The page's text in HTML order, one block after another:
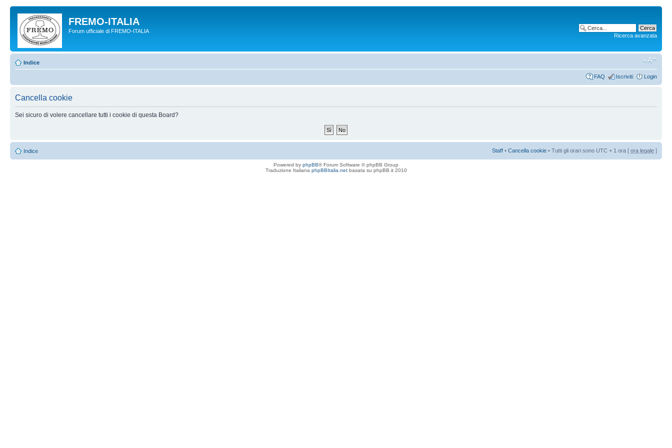
FREMO-ITALIA
Forum ufficiale di FREMO-ITALIA
Ricerca avanzata
Indice
FAQ Iscriviti Login
Cancella cookie
Sei sicuro di volere cancellare tutti i cookie di questa Board?
Indice Staff • Cancella cookie • Tutti gli orari sono UTC + 1 ora [ ora legale ]
Powered by phpBB® Forum Software © phpBB Group
Traduzione Italiana phpBBItalia.netbasata su phpBB.it 2010